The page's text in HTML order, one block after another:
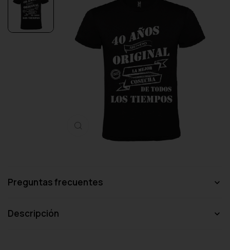
Haga clic para ampliar
Preguntas frecuentes
Descripción